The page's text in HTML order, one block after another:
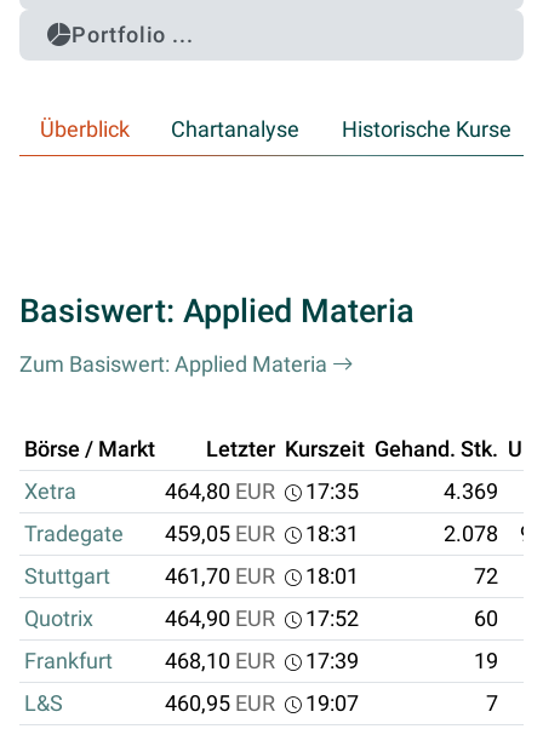
Portfolio ...
Überblick Chartanalyse Historische Kurse
Basiswert: Applied Materia
Zum Basiswert: Applied Materia
Börse / Markt Letzter Kurszeit Gehand. Stk.
Xetra
464,80 EUR 17:35 4.369
Tradegate
459,05 EUR 18:31 2.078
Stuttgart
461,70 EUR 18:01 72
Quotrix
464,90 EUR 17:52 60
Frankfurt
468,10 EUR 17:39
19
L&S
460,95 EUR 19:07
7